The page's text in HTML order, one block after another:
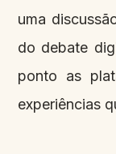
uma
do debate
ponto as
experiências